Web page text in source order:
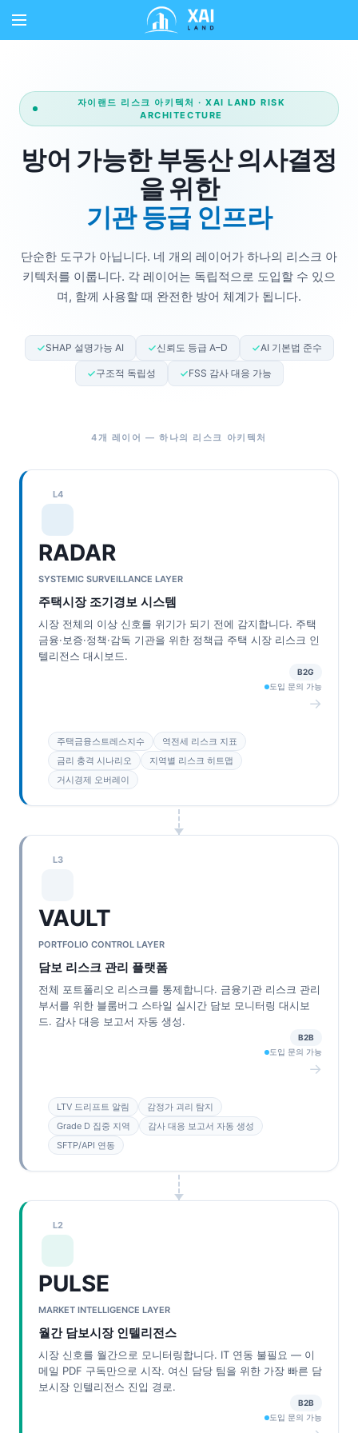
자이랜드 리스크 아키텍처 · XAI LAND RISK
ARCHITECTURE
방어 가능한 부동산 의사결정
을 위한
기관 등급 인프라
단순한 도구가 아닙니다. 네 개의 레이어가 하나의 리스크 아
키텍처를 이룹니다. 각 레이어는 독립적으로 도입할 수 있으
며, 함께 사용할 때 완전한 방어 체계가 됩니다.
SHAP 설명가능 AI 신뢰도 등급 A–D AI 기본법 준수
구조적 독립성 FSS 감사 대응 가능
4개 레이어 — 하나의 리스크 아키텍처
L4
RADAR
SYSTEMIC SURVEILLANCE LAYER
주택시장 조기경보 시스템
시장 전체의 이상 신호를 위기가 되기 전에 감지합니다. 주택
금융·보증·정책·감독 기관을 위한 정책급 주택 시장 리스크 인
텔리전스 대시보드.
B2G
도입 문의 가능
→
주택금융스트레스지수
역전세 리스크 지표
금리 충격 시나리오
지역별 리스크 히트맵
거시경제 오버레이
L3
VAULT
PORTFOLIO CONTROL LAYER
담보 리스크 관리 플랫폼
전체 포트폴리오 리스크를 통제합니다. 금융기관 리스크 관리
부서를 위한 블룸버그 스타일 실시간 담보 모니터링 대시보
드. 감사 대응 보고서 자동 생성.
B2B
도입 문의 가능
→
LTV 드리프트 알림
감정가 괴리 탐지
Grade D 집중 지역
감사 대응 보고서 자동 생성
SFTP/API 연동
L2
PULSE
MARKET INTELLIGENCE LAYER
월간 담보시장 인텔리전스
시장 신호를 월간으로 모니터링합니다. IT 연동 불필요 — 이
메일 PDF 구독만으로 시작. 여신 담당 팀을 위한 가장 빠른 담
보시장 인텔리전스 진입 경로.
B2B
도입 문의 가능